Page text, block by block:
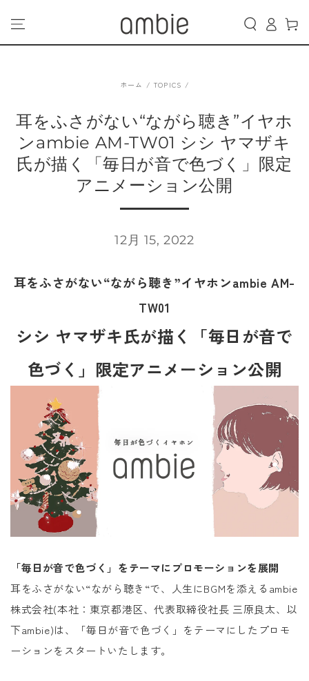
プする
イ
ー
ト
ホーム / TOPICS /
耳をふさがない“ながら聴き”イヤホ
ンambie AM-TW01 シシ ヤマザキ
氏が描く「毎日が音で色づく」限定
アニメーション公開
12月 15, 2022
耳をふさがない“ながら聴き”イヤホンambie AM-
TW01
シシ ヤマザキ氏が描く「毎日が音で
色づく」限定アニメーション公開
「毎日が音で色づく」をテーマにプロモーションを展開
耳をふさがない“ながら聴き“で、人生にBGMを添えるambie
株式会社(本社：東京都港区、代表取締役社長 三原良太、以
下ambie)は、「毎日が音で色づく」をテーマにしたプロモ
ーションをスタートいたします。